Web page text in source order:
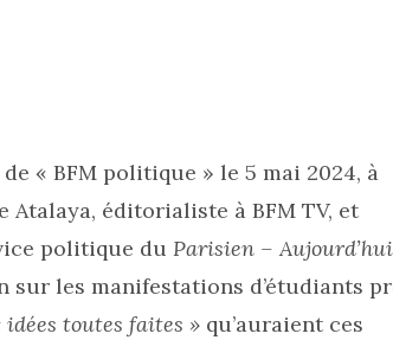
« BFM politique » le 5 mai 2024, à
Atalaya, éditorialiste à BFM TV, et
politique du Parisien –
sur les manifestations d’étudiants
idées toutes faites » qu’auraient ces